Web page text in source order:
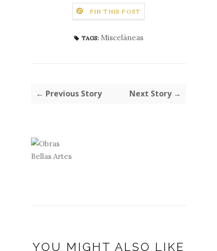
PIN THIS POST
TAGS: Misceláneas
← Previous Story Next Story →
YOU MIGHT ALSO LIKE